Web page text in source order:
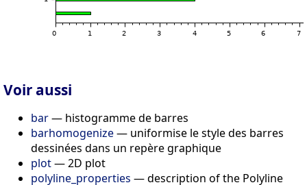
Voir aussi
bar— histogramme de barres
barhomogenize— uniformise le style des barres
dessinées dans un repère graphique
plot— 2D plot
polyline_properties — description of the Polyline